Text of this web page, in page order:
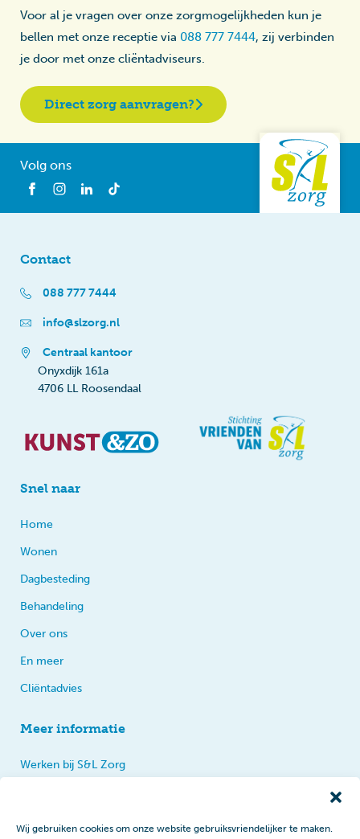
Wij gebruiken cookies om onze website gebruiksvriendelijker te maken.
Voor al je vragen over onze zorgmogelijkheden kun je
bellen met onze receptie via 088 777 7444, zij verbinden
je door met onze cliëntadviseurs.
Direct zorg aanvragen?
Volg ons
Contact
088 777 7444
info@slzorg.nl
Centraal kantoor
Onyxdijk 161a
4706 LL Roosendaal
Snel naar
Home
Wonen
Dagbesteding
Behandeling
Over ons
En meer
Cliëntadvies
Meer informatie
Werken bij S&L Zorg